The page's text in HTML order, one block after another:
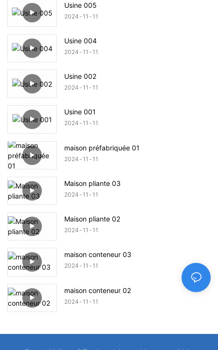
Usine 005
2024 11 11
Usine 004
2024 11 11
Usine 002
2024 11 11
Usine 001
2024 11 11
maison préfabriquée 01
2024 11 11
Maison pliante 03
2024 11 11
Maison pliante 02
2024 11 11
maison conteneur 03
2024 11 11
maison conteneur 02
2024 11 11